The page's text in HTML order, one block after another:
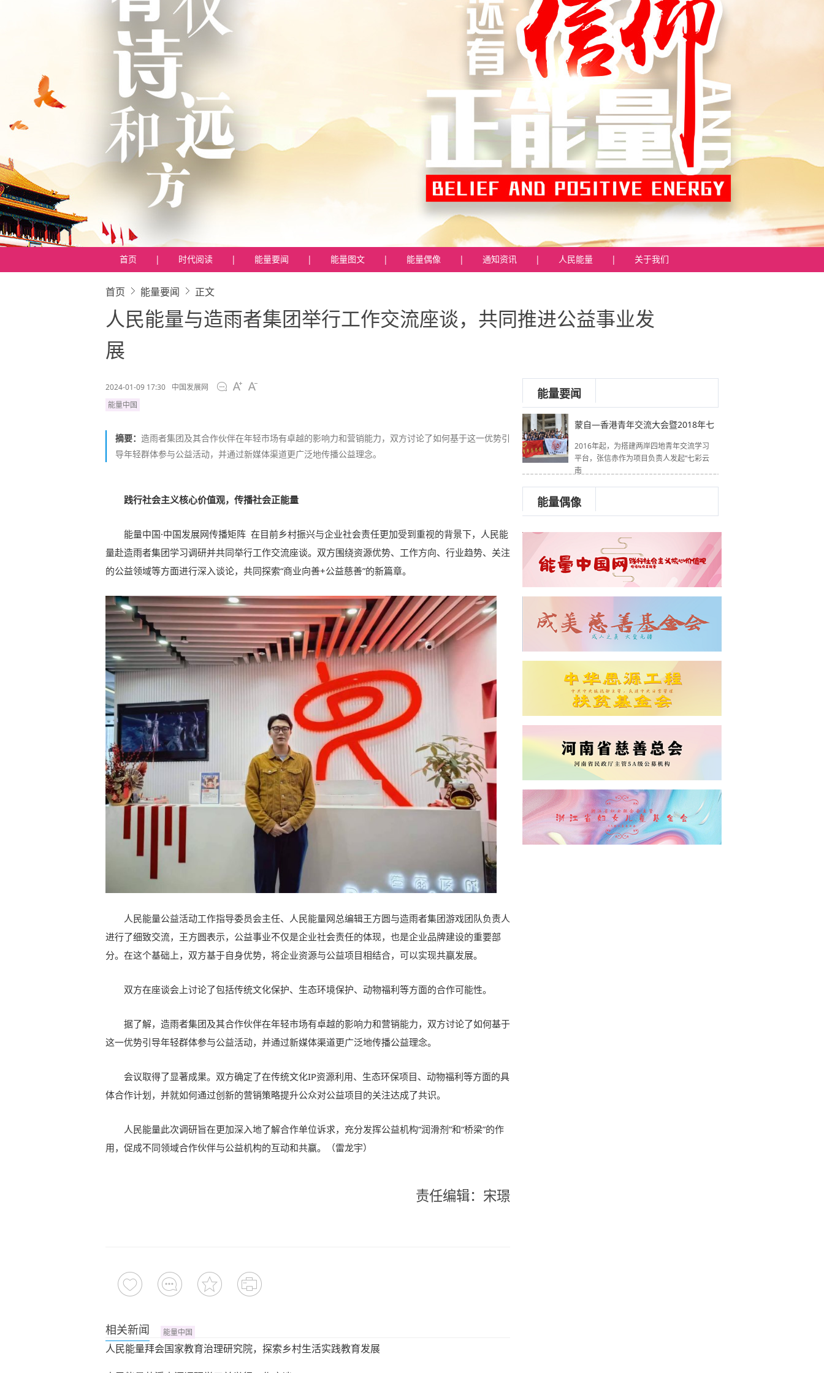
首页 | 时代阅读 | 能量要闻 | 能量图文 | 能量偶像 | 通知资讯 | 人民能量 | 关于我们
首页 能量要闻 正文
人民能量与造雨者集团举行工作交流座谈，共同推进公益事业发
展
2024-01-09 17:30
中国发展网
能量中国
摘要： 造雨者集团及其合作伙伴在年轻市场有卓越的影响力和营销能力，双方讨论了如何基于这一优势引
导年轻群体参与公益活动，并通过新媒体渠道更广泛地传播公益理念。
践行社会主义核心价值观，传播社会正能量
能量中国·中国发展网传播矩阵 在目前乡村振兴与企业社会责任更加受到重视的背景下，人民能
量赴造雨者集团学习调研并共同举行工作交流座谈。双方围绕资源优势、工作方向、行业趋势、关注
的公益领域等方面进行深入谈论，共同探索“商业向善+公益慈善”的新篇章。
人民能量公益活动工作指导委员会主任、人民能量网总编辑王方圆与造雨者集团游戏团队负责人
进行了细致交流，王方圆表示，公益事业不仅是企业社会责任的体现，也是企业品牌建设的重要部
分。在这个基础上，双方基于自身优势，将企业资源与公益项目相结合，可以实现共赢发展。
双方在座谈会上讨论了包括传统文化保护、生态环境保护、动物福利等方面的合作可能性。
据了解，造雨者集团及其合作伙伴在年轻市场有卓越的影响力和营销能力，双方讨论了如何基于
这一优势引导年轻群体参与公益活动，并通过新媒体渠道更广泛地传播公益理念。
会议取得了显著成果。双方确定了在传统文化IP资源利用、生态环保项目、动物福利等方面的具
体合作计划，并就如何通过创新的营销策略提升公众对公益项目的关注达成了共识。
人民能量此次调研旨在更加深入地了解合作单位诉求，充分发挥公益机构“润滑剂”和“桥梁”的作
用，促成不同领域合作伙伴与公益机构的互动和共赢。
（雷龙宇）
责任编辑：宋璟
相关新闻 能量中国
人民能量拜会国家教育治理研究院，探索乡村生活实践教育发展
能量要闻
蒙自—香港青年交流大会暨2018年七
2016年起，为搭建两岸四地青年交流学习
平台，张信赤作为项目负责人发起“七彩云
南
能量偶像